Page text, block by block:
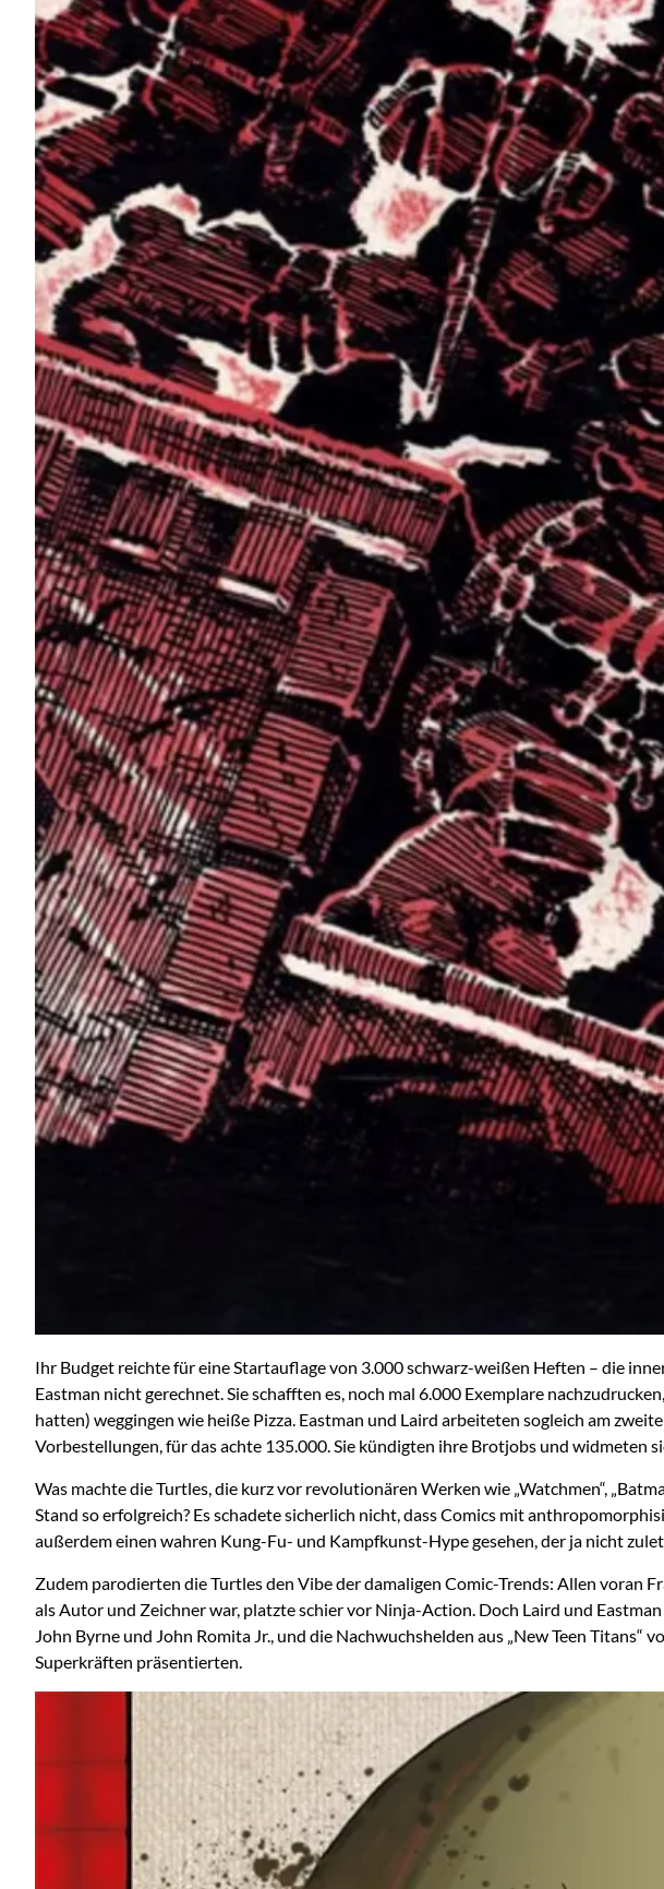
Ihr Budget reichte für eine Startauflage von 3.000 schwarz-weißen Heften – die
Eastman nicht gerechnet. Sie schafften es, noch mal 6.000 Exemplare
hatten) weggingen wie heiße Pizza. Eastman und Laird arbeiteten sogleich am
Vorbestellungen, für das achte 135.000. Sie kündigten ihre Brotjobs und widmeten
Was machte die Turtles, die kurz vor revolutionären Werken wie „Watchmen“,
Stand so erfolgreich? Es schadete sicherlich nicht, dass Comics mit
außerdem einen wahren Kung-Fu- und Kampfkunst-Hype gesehen, der ja nicht
Zudem parodierten die Turtles den Vibe der damaligen Comic-Trends: Allen voran
als Autor und Zeichner war, platzte schier vor Ninja-Action. Doch Laird und
John Byrne und John Romita Jr., und die Nachwuchshelden aus „New Teen
Superkräften präsentierten.